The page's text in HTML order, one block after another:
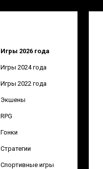
Игры 2026 года
Игры 2024 года
Игры 2022 года
Экшены
RPG
Гонки
Стратегии
Спортивные игры